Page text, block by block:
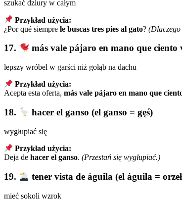
szukać dziury w całym
Przykład użycia:
¿Por qué siempre le buscas tres pies al gato? (Dlaczego
17. más vale pájaro en mano que
lepszy wróbel w garści niż gołąb na dachu
Przykład użycia:
Acepta esta oferta, más vale pájaro en mano que
18. hacer el ganso (el ganso = gęś)
wygłupiać się
Przykład użycia:
Deja de hacer el ganso. (Przestań się wygłupiać.)
19. tener vista de águila (el águila =
mieć sokoli wzrok